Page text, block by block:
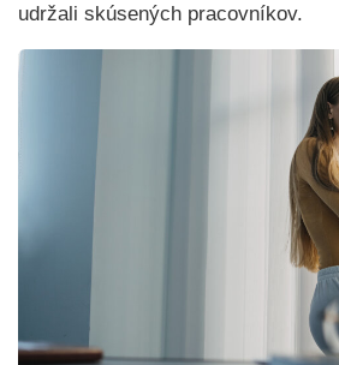
udržali skúsených pracovníkov.